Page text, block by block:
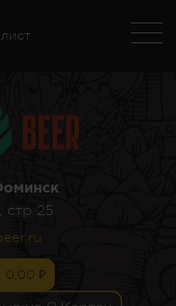
стр 25
0,00 ₽